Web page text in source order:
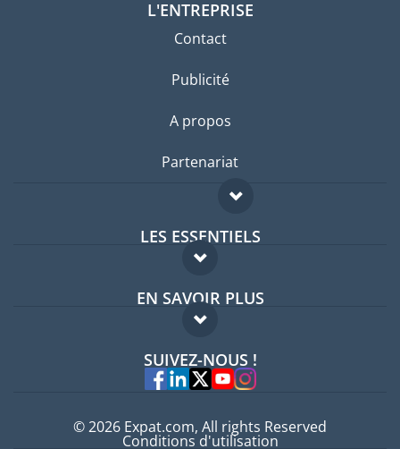
L'ENTREPRISE
Contact
Publicité
A propos
Partenariat
LES ESSENTIELS
Forum expatriés
Guides pays
EN SAVOIR PLUS
FAQ
Experts
SUIVEZ-NOUS !
© 2026 Expat.com, All rights Reserved
Conditions d'utilisation